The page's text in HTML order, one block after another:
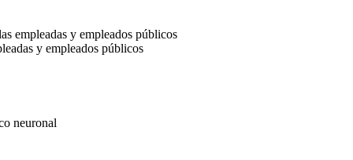
empleadas y empleados públicos
y empleados públicos
neuronal